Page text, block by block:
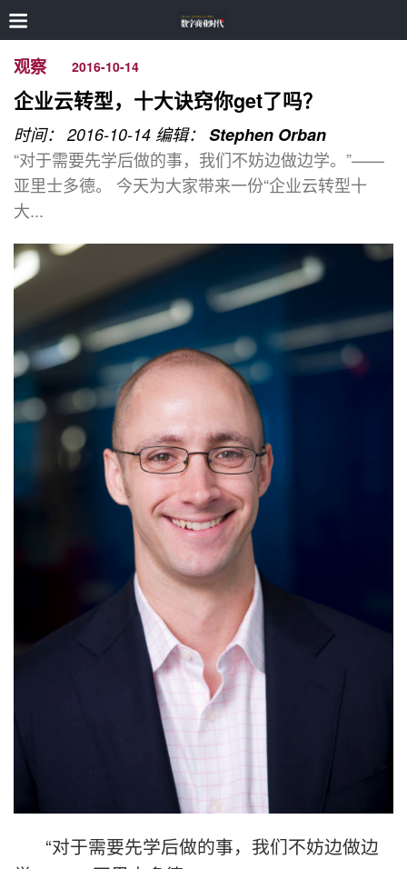
观察 2016-10-14
企业云转型，十大诀窍你get了吗？
时间： 2016-10-14 编辑： Stephen Orban
“对于需要先学后做的事，我们不妨边做边学。”——
亚里士多德。 今天为大家带来一份“企业云转型十
大...
“对于需要先学后做的事，我们不妨边做边